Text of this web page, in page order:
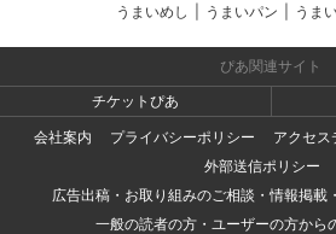
うまいめし
うまいパン うま
ぴあ関連サイト
チケットぴあ
会社案内
プライバシーポリシー
アクセス
外部送信ポリシー
広告出稿・お取り組みのご相談・情報掲載
一般の読者の方・ユーザーの方から